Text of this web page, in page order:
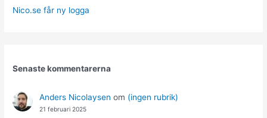
Nico.se får ny logga
Senaste kommentarerna
Anders Nicolaysen om (ingen rubrik)
21 februari 2025